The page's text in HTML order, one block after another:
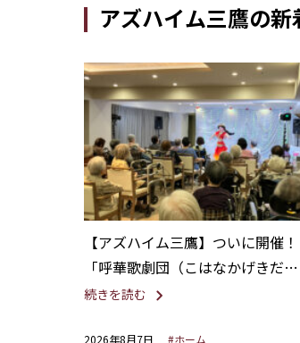
アズハイム三鷹の新
【アズハイム三鷹】ついに開催！
「呼華歌劇団（こはなかげきだ
ん）」による華やかな歌謡ショー
続きを読む
2026年8月7日 #ホーム